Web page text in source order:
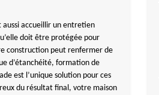
accueillir un entretien
doit être protégée pour
construction peut renfermer de
d’étanchéité, formation de
est l’unique solution pour ces
du résultat final, votre maison